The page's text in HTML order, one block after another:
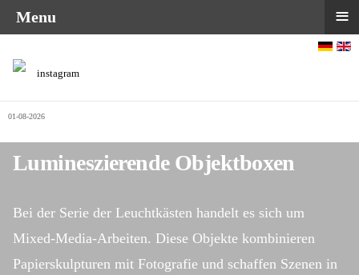
instagram
01-08-2026
Lumineszierende Objektboxen
Bei der Serie der Leuchtkästen handelt es sich um
Mixed-Media-Arbeiten. Diese Objekte kombinieren
Papierskulpturen mit Fotografie und schaffen Szenen in
Menu ≡